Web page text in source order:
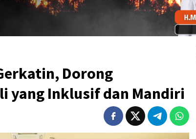
Dorong
yang Inklusif dan Mandiri